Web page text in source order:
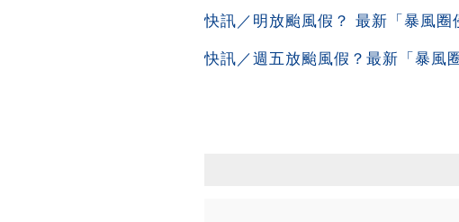
快訊／明放颱風假？ 最新「暴風
快訊／週五放颱風假？最新「暴風